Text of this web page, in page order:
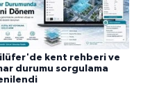
kent rehberi ve
durumu sorgulama